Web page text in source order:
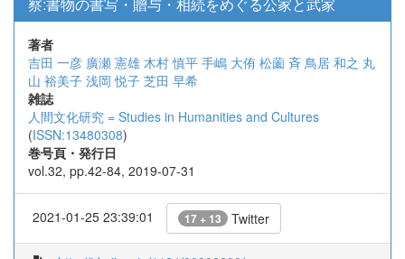
著者
吉田 一彦 廣瀬 憲雄 木村 慎平 手嶋 大侑 松薗 斉 鳥居 和之 丸
山 裕美子 浅岡 悦子 芝田 早希
雑誌
人間文化研究 = Studies in Humanities and Cultures
(ISSN:13480308)
巻号頁・発行日
vol.32, pp.42-84, 2019-07-31
2021-01-25 23:39:01 17 + 13 Twitter